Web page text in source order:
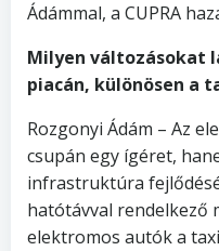
Ádámmal, a CUPRA
Milyen változásokat
piacán, különösen a
Rozgonyi Ádám – Az
csupán egy ígéret,
infrastruktúra
hatótávval rendelkező
elektromos autók a